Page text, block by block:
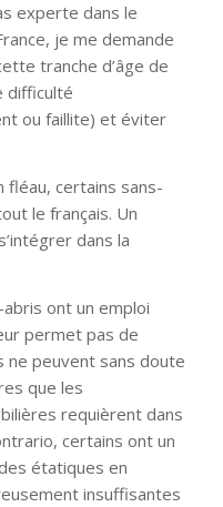
experte dans le
je me demande
tranche d’âge de
difficulté
ou faillite) et éviter
fléau, certains sans-
le français. Un
dans la
ont un emploi
permet pas de
ne peuvent sans doute
que les
requièrent dans
certains ont un
étatiques en
insuffisantes